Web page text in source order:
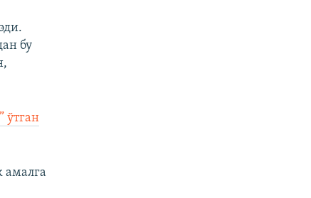
бу
ўтган
амалга